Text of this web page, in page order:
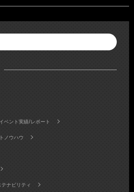
イベント実績/レポート
ノウハウ
テナビリティ